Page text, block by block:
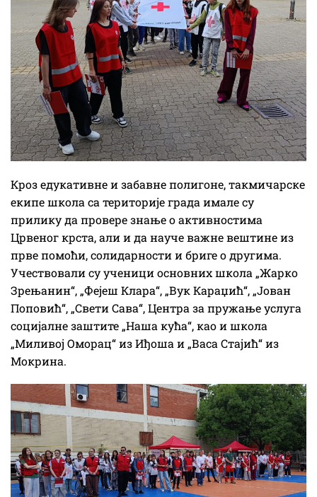
Кроз едукативне и забавне полигоне, такмичарске
екипе школа са територије града имале су
прилику да провере знање о активностима
Црвеног крста, али и да науче важне вештине из
прве помоћи, солидарности и бриге о другима.
Учествовали су ученици основних школа „Жарко
Зрењанин“, „Фејеш Клара“, „Вук Караџић“, „Јован
Поповић“, „Свети Сава“, Центра за пружање услуга
социјалне заштите „Наша кућа“, као и школа
„Миливој Оморац“ из Иђоша и „Васа Стајић“ из
Мокрина.